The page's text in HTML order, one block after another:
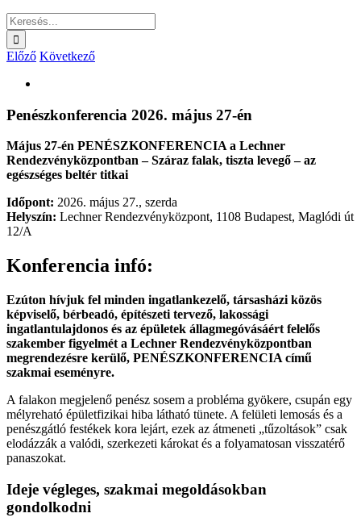
Keresés...
Előző Következő
Image
Penészkonferencia 2026. május 27-én
Május 27-én PENÉSZKONFERENCIA a Lechner
Rendezvényközpontban – Száraz falak, tiszta levegő – az
egészséges beltér titkai
Időpont: 2026. május 27., szerda
Helyszín: Lechner Rendezvényközpont, 1108 Budapest, Maglódi út
12/A
Konferencia infó:
Ezúton hívjuk fel minden ingatlankezelő, társasházi közös
képviselő, bérbeadó, építészeti tervező, lakossági
ingatlantulajdonos és az épületek állagmegóvásáért felelős
szakember figyelmét a Lechner Rendezvényközpontban
megrendezésre kerülő, PENÉSZKONFERENCIA című
szakmai eseményre.
A falakon megjelenő penész sosem a probléma gyökere, csupán egy
mélyreható épületfizikai hiba látható tünete. A felületi lemosás és a
penészgátló festékek kora lejárt, ezek az átmeneti „tűzoltások” csak
elodázzák a valódi, szerkezeti károkat és a folyamatosan visszatérő
panaszokat.
Ideje végleges, szakmai megoldásokban
gondolkodni